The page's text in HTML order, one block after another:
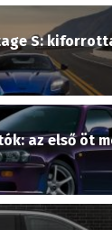
S:
az első öt